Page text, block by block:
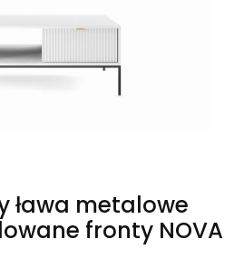
ława metalowe
fronty NOVA